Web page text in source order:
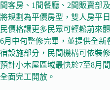
間客房、1間餐廳、2間販賣部
將規劃為平價房型，雙人房平
民價格讓更多民眾可輕鬆前來
6月中旬整修完畢，並提供全
宿設施部分，民間機構可依裝
預計小木屋區域最快於7至8月
全面完工開放。